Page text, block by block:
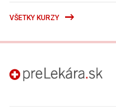
VŠETKY KURZY
preLekára.sk